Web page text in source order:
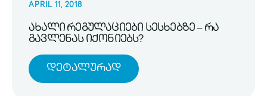
APRIL 11, 2018
ახალი რეგულაციები სესხებზე – რა
გავლენას იქონიებს?
Დეტალურად